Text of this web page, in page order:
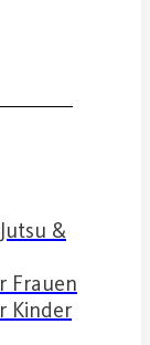
&
Frauen
Kinder